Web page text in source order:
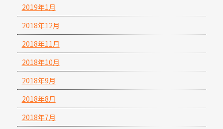
2019年1月
2018年12月
2018年11月
2018年10月
2018年9月
2018年8月
2018年7月